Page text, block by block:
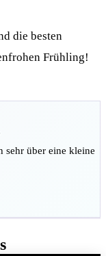
die besten
Frühling!
sehr über eine kleine